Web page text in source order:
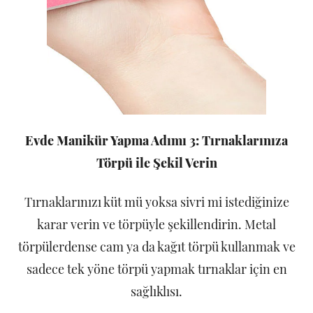
Evde Manikür Yapma Adımı 3: Tırnaklarınıza
Törpü ile Şekil Verin
Tırnaklarınızı küt mü yoksa sivri mi istediğinize
karar verin ve törpüyle şekillendirin. Metal
törpülerdense cam ya da kağıt törpü kullanmak ve
sadece tek yöne törpü yapmak tırnaklar için en
sağlıklısı.